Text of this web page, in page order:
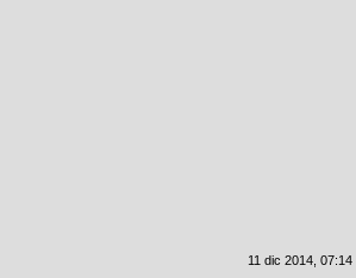
11 dic 2014, 07:14